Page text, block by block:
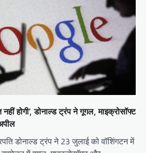
होगी’, डोनाल्ड ट्रंप ने गूगल, माइक्रोसॉफ्ट
डोनाल्ड ट्रंप ने 23 जुलाई को वॉशिंगटन में